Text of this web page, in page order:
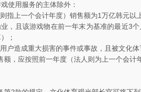
使用服务的主体除外：
指上一个会计年度）销售额为1万亿韩元以
，且该游戏物在前一年末为基准的最近3
；
户造成重大损害的事件或事故，且被文化
，应按照前一年度（法人则为上一个会计